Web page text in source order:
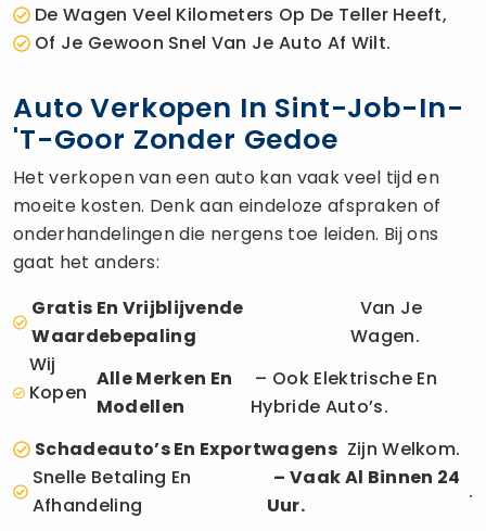
De Wagen Veel Kilometers Op De Teller Heeft,
Of Je Gewoon Snel Van Je Auto Af Wilt.
Auto Verkopen In Sint-Job-In-
't-Goor Zonder Gedoe
Het verkopen van een auto kan vaak veel tijd en
moeite kosten. Denk aan eindeloze afspraken of
onderhandelingen die nergens toe leiden. Bij ons
gaat het anders:
Gratis En Vrijblijvende
Waardebepaling
Van Je
Wagen.
Wij
Kopen
Alle Merken En
Modellen
– Ook Elektrische En
Hybride Auto’s.
Schadeauto’s En ExportwagensZijn Welkom.
Snelle Betaling En
Afhandeling
– Vaak Al Binnen 24
Uur.
.